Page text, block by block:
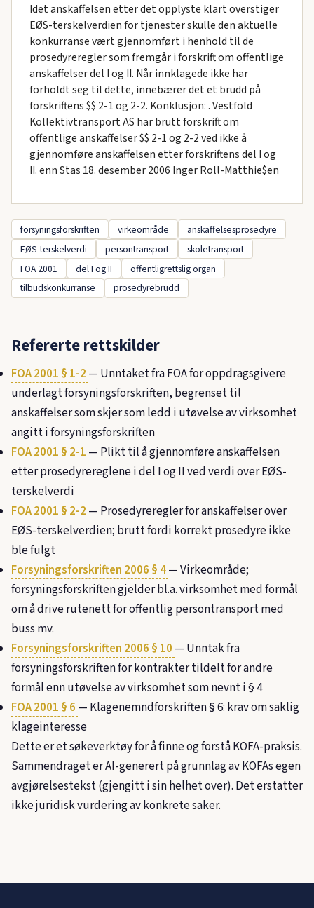
Idet anskaffelsen etter det opplyste klart overstiger
EØS-terskelverdien for tjenester skulle den aktuelle
konkurranse vært gjennomført i henhold til de
prosedyreregler som fremgår i forskrift om offentlige
anskaffelser del I og II. Når innklagede ikke har
forholdt seg til dette, innebærer det et brudd på
forskriftens $$ 2-1 og 2-2. Konklusjon: . Vestfold
Kollektivtransport AS har brutt forskrift om
offentlige anskaffelser $$ 2-1 og 2-2 ved ikke å
gjennomføre anskaffelsen etter forskriftens del I og
II. enn Stas 18. desember 2006 Inger Roll-Matthie$en
forsyningsforskriften virkeområde
anskaffelsesprosedyre
EØS-terskelverdi
persontransport
skoletransport
FOA 2001
del I og II
offentligrettslig organ
tilbudskonkurranse
prosedyrebrudd
Refererte rettskilder
FOA 2001 § 1-2 — Unntaket fra FOA for oppdragsgivere
underlagt forsyningsforskriften, begrenset til
anskaffelser som skjer som ledd i utøvelse av virksomhet
angitt i forsyningsforskriften
FOA 2001 § 2-1 — Plikt til å gjennomføre anskaffelsen
etter prosedyrereglene i del I og II ved verdi over EØS-
terskelverdi
FOA 2001 § 2-2 — Prosedyreregler for anskaffelser over
EØS-terskelverdien; brutt fordi korrekt prosedyre ikke
ble fulgt
Forsyningsforskriften 2006 § 4— Virkeområde;
forsyningsforskriften gjelder bl.a. virksomhet med formål
om å drive rutenett for offentlig persontransport med
buss mv.
Forsyningsforskriften 2006 § 10 — Unntak fra
forsyningsforskriften for kontrakter tildelt for andre
formål enn utøvelse av virksomhet som nevnt i § 4
FOA 2001 § 6 — Klagenemndforskriften § 6: krav om saklig
klageinteresse
Dette er et søkeverktøy for å finne og forstå KOFA-praksis.
Sammendraget er AI-generert på grunnlag av KOFAs egen
avgjørelsestekst (gjengitt i sin helhet over). Det erstatter
ikke juridisk vurdering av konkrete saker.